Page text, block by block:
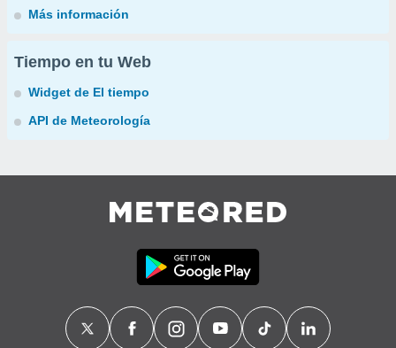
Más información
Tiempo en tu Web
Widget de El tiempo
API de Meteorología